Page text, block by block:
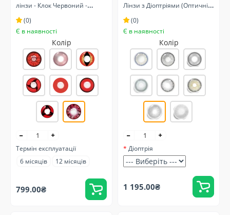
лінзи - Клок Червоний -
Крейзі/Косплей - Карнавальні
(0)
Є в наявності
Колір
Термін експлуатації
6 місяців
12 місяців
799.00₴
Лінзи з Діоптріями (Оптичні)
Натуральні
(0)
Є в наявності
Колір
Діоптрія
1 195.00₴